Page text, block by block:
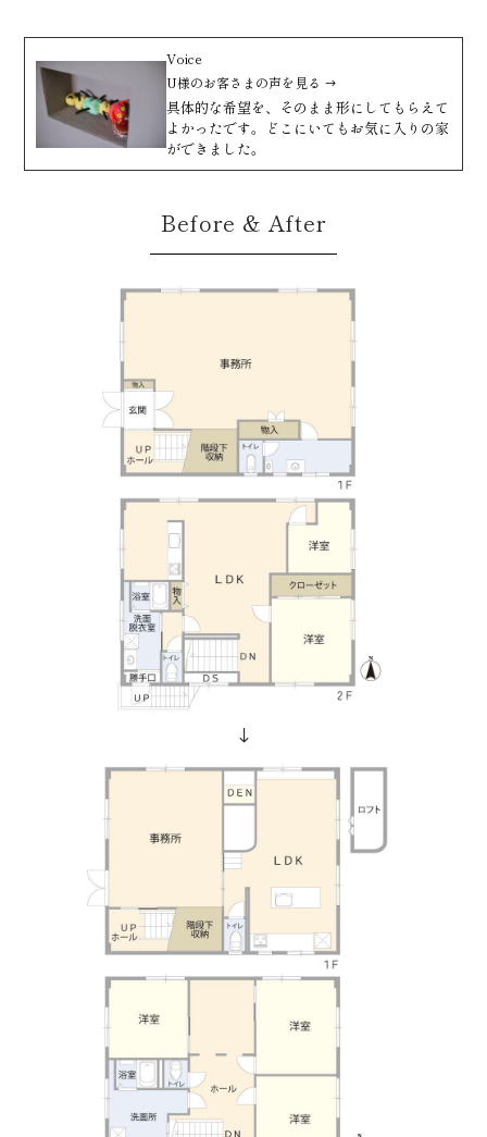
Voice
U様のお客さまの声を見る
具体的な希望を、そのまま形にしてもらえて
よかったです。どこにいてもお気に入りの家
ができました。
Before & After